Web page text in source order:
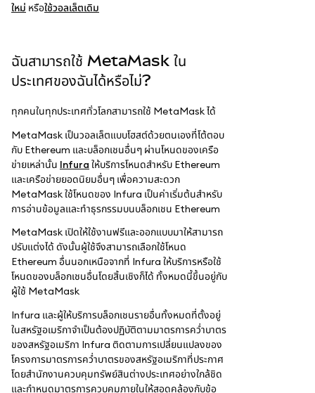
ใหม่ หรือใช้วอลเล็ตเดิม
ฉันสามารถใช้ MetaMask ใน
ประเทศของฉันได้หรือไม่?
ทุกคนในทุกประเทศทั่วโลกสามารถใช้ MetaMask ได้
MetaMask เป็นวอลเล็ตแบบโฮสต์ด้วยตนเองที่โต้ตอบ
กับ Ethereum และบล็อกเชนอื่นๆ ผ่านโหนดของเครือ
ข่ายเหล่านั้น Infura ให้บริการโหนดสำหรับ Ethereum
และเครือข่ายยอดนิยมอื่นๆ เพื่อความสะดวก
MetaMask ใช้โหนดของ Infura เป็นค่าเริ่มต้นสำหรับ
การอ่านข้อมูลและทำธุรกรรมบนบล็อกเชน Ethereum
MetaMask เปิดให้ใช้งานฟรีและออกแบบมาให้สามารถ
ปรับแต่งได้ ดังนั้นผู้ใช้จึงสามารถเลือกใช้โหนด
Ethereum อื่นนอกเหนือจากที่ Infura ให้บริการหรือใช้
โหนดของบล็อกเชนอื่นโดยสิ้นเชิงก็ได้ ทั้งหมดนี้ขึ้นอยู่กับ
ผู้ใช้ MetaMask
Infura และผู้ให้บริการบล็อกเชนรายอื่นทั้งหมดที่ตั้งอยู่
ในสหรัฐอเมริกาจำเป็นต้องปฏิบัติตามมาตรการคว่ำบาตร
ของสหรัฐอเมริกา Infura ติดตามการเปลี่ยนแปลงของ
โครงการมาตรการคว่ำบาตรของสหรัฐอเมริกาที่ประกาศ
โดยสำนักงานควบคุมทรัพย์สินต่างประเทศอย่างใกล้ชิด
และกำหนดมาตรการควบคุมภายในให้สอดคล้องกับข้อ